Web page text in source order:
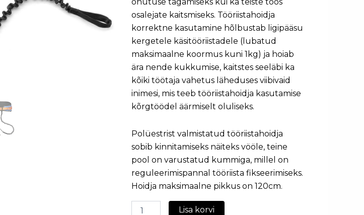
osalejate kaitsmiseks. Tööriistahoidja
korrektne kasutamine hõlbustab ligipääsu
kergetele käsitööriistadele (lubatud
maksimaalne koormus kuni 1kg) ja hoiab
ära nende kukkumise, kaitstes seeläbi ka
kõiki töötaja vahetus läheduses viibivaid
inimesi, mis teeb tööriistahoidja kasutamise
kõrgtöödel äärmiselt oluliseks.
Polüestrist valmistatud tööriistahoidja
sobib kinnitamiseks näiteks vööle, teine
pool on varustatud kummiga, millel on
reguleerimispannal tööriista fikseerimiseks.
Hoidja maksimaalne pikkus on 120cm.
Lisa korvi